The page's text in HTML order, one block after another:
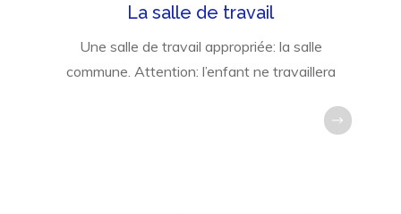
La salle de travail
Une salle de travail appropriée: la salle
commune. Attention: l’enfant ne travaillera